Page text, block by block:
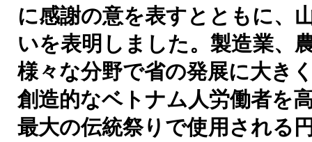
に感謝の意を表すとともに、
いを表明しました。製造業、
様々な分野で省の発展に大き
創造的なベトナム人労働者を
最大の伝統祭りで使用される